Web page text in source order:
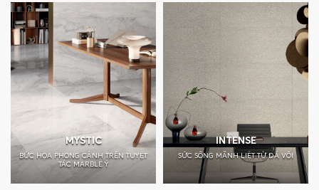
MYSTIC
BỨC HỌA PHONG CẢNH TRÊN TUYỆT
TÁC MARBLE Ý
INTENSE
SỨC SỐNG MÃNH LIỆT TỪ ĐÁ VÔI